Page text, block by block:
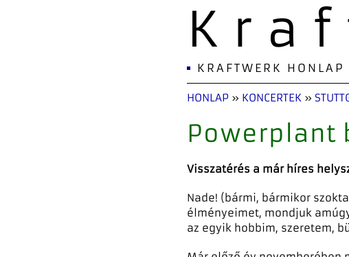
KRAFTWERK HONLAP
HONLAP » KONCERTEK »
Powerplant
Visszatérés a már híres
Nade! (bármi, bármikor
élményeimet, mondjuk
az egyik hobbim, szeretem,